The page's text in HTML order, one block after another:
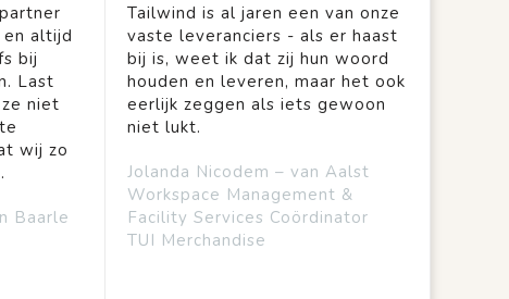
altijd
bij
Last
niet
wij zo
Baarle
Tailwind is al jaren een van onze
vaste leveranciers - als er haast
bij is, weet ik dat zij hun woord
houden en leveren, maar het ook
eerlijk zeggen als iets gewoon
niet lukt.
Jolanda Nicodem – van Aalst
Workspace Management &
Facility Services Coördinator
TUI Merchandise